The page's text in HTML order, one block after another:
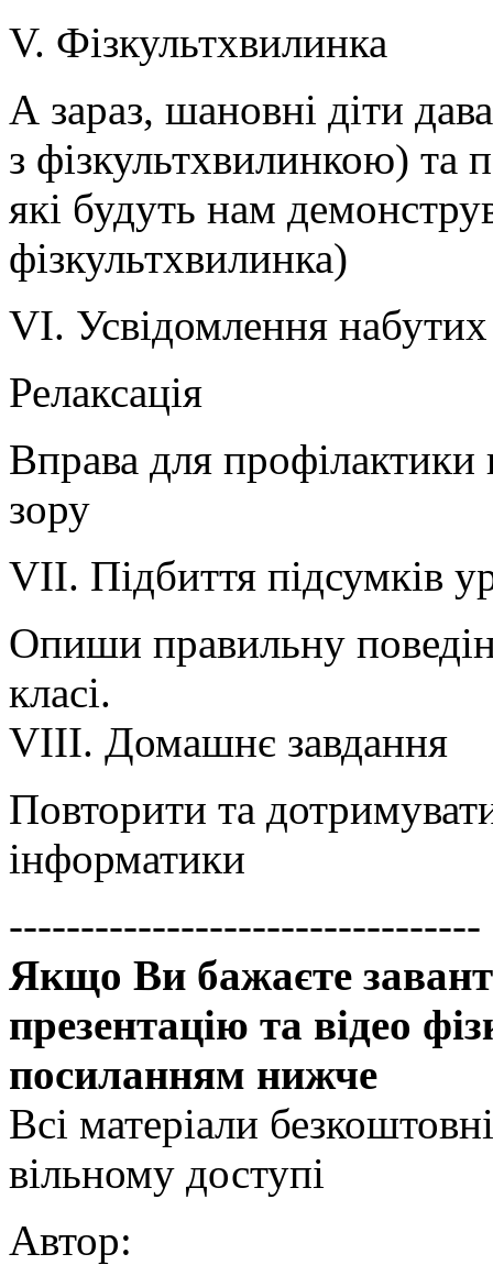
V. Фізкультхвилинка
А зараз, шановні діти
з фізкультхвилинкою) та
які будуть нам
фізкультхвилинка)
VІ. Усвідомлення
Релаксація
Вправа для профілактики
зору
VII. Підбиття підсумків
Опиши правильну
класі.
VIІI. Домашнє завдання
Повторити та
інформатики
---------------------------------
Якщо Ви бажаєте
презентацію та відео
посиланням нижче
Всі матеріали
вільному доступі
Автор: